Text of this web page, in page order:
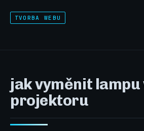
TVORBA WEBU
jak vyměnit lampu
projektoru